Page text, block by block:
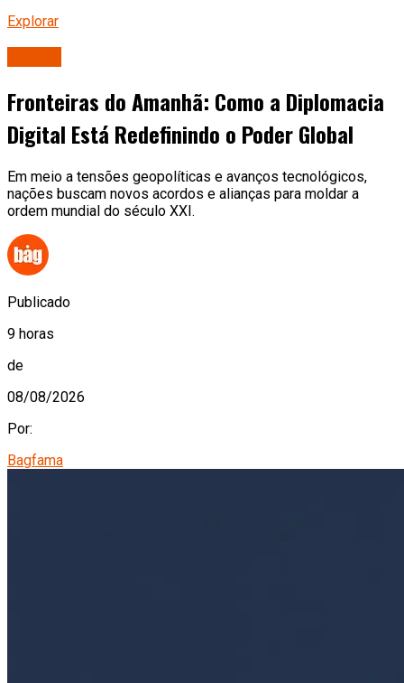
Explorar
Fronteiras do Amanhã: Como a Diplomacia
Digital Está Redefinindo o Poder Global
Em meio a tensões geopolíticas e avanços tecnológicos,
nações buscam novos acordos e alianças para moldar a
ordem mundial do século XXI.
Publicado
9 horas
de
08/08/2026
Por:
Bagfama